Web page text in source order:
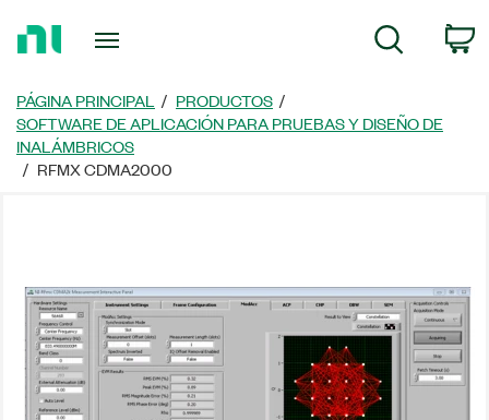
página
principal
Búsqueda
PÁGINA PRINCIPAL
PRODUCTOS
SOFTWARE DE APLICACIÓN PARA PRUEBAS Y DISEÑO DE
INALÁMBRICOS
RFMX CDMA2000